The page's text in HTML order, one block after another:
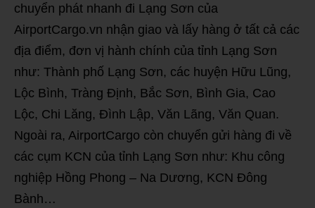
chuyển phát nhanh đi Lạng Sơn của
AirportCargo.vn nhận giao và lấy hàng ở tất cả các
địa điểm, đơn vị hành chính của tỉnh Lạng Sơn
như: Thành phố Lạng Sơn, các huyện Hữu Lũng,
Lộc Bình, Tràng Định, Bắc Sơn, Bình Gia, Cao
Lộc, Chi Lăng, Đình Lập, Văn Lãng, Văn Quan.
Ngoài ra, AirportCargo còn chuyển gửi hàng đi về
các cụm KCN của tỉnh Lạng Sơn như: Khu công
nghiệp Hồng Phong – Na Dương, KCN Đông
Bành…